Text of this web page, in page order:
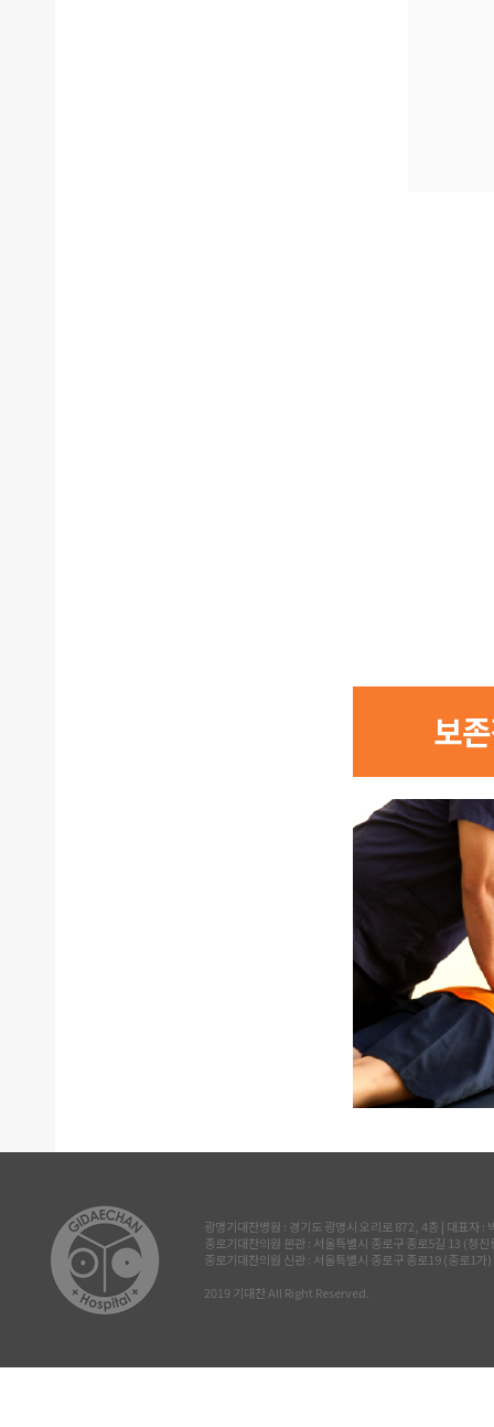
광명기대찬병원 : 경기도 광명시 오리로 872, 4층 | 대표
종로기대찬의원 본관 : 서울특별시 종로구 종로5길 13 (청
종로기대찬의원 신관 : 서울특별시 종로구 종로19 (종로1
2019 기대찬 All Right Reserved.